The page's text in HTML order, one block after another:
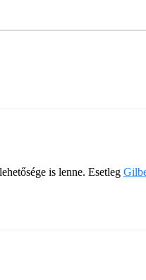
is lenne. Esetleg